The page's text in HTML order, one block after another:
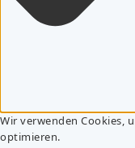
Wir verwenden Cookies,
optimieren.